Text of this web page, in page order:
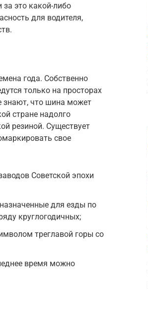
за это какой-либо
для водителя,
года. Собственно
только на просторах
знают, что шина может
стране надолго
резиной. Существует
свое
Советской эпохи
для езды по
круглогодичных;
треглавой горы со
время можно